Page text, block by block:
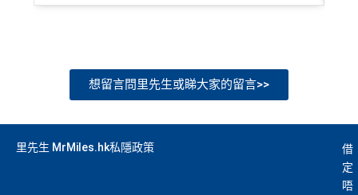
想留言問里先生或睇大家的留言>>
里先生 MrMiles.hk私隱政策
借
定
唔